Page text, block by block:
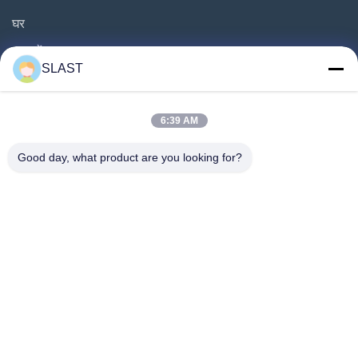
घर
उत्पादों
वीडियो
गुणवत्ता नियंत्रण
SLAST
6:39 AM
Good day, what product are you looking for?